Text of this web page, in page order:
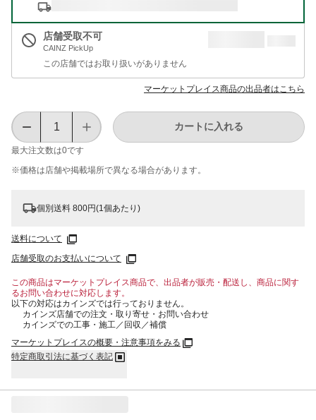
店舗受取不可
CAINZ PickUp
この店舗ではお取り扱いがありません
マーケットプレイス商品の出品者はこちら
最大注文数は0です
カートに入れる
※価格は​店舗や​掲載場所で​異なる​場合が​あります。
個別送料 800円(1個あたり)
送料について
店舗受取のお支払いについて
この商品はマーケットプレイス商品で、出品者が販売・配送し、商品に関す
るお問い合わせに対応します。
以下の対応はカインズでは行っておりません。
カインズ店舗での注文・取り寄せ・お問い合わせ
カインズでの工事・施工／回収／補償
マーケットプレイスの概要・注意事項をみる
特定商取引法に基づく表記